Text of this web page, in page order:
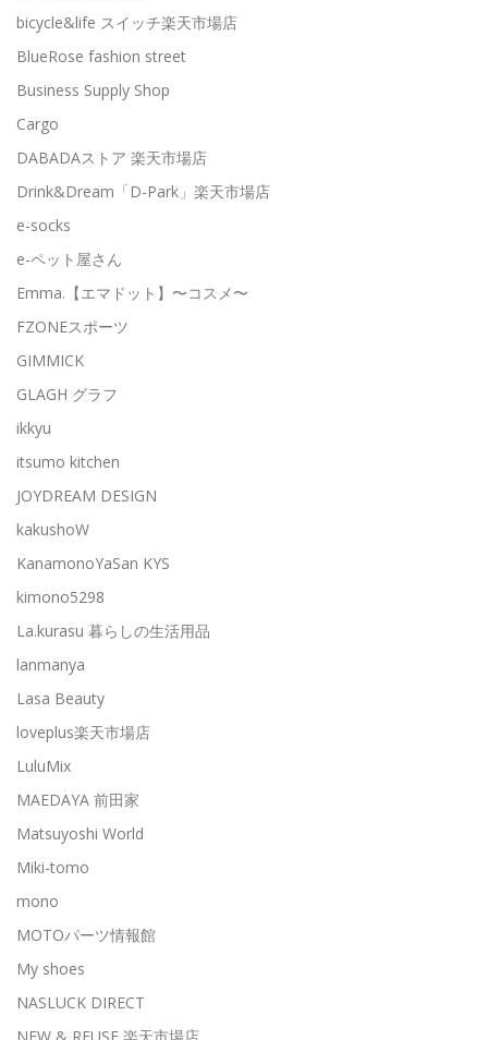
bicycle&life スイッチ楽天市場店
BlueRose fashion street
Business Supply Shop
Cargo
DABADAストア 楽天市場店
Drink&Dream「D-Park」楽天市場店
e-socks
e-ペット屋さん
Emma.【エマドット】〜コスメ〜
FZONEスポーツ
GIMMICK
GLAGH グラフ
ikkyu
itsumo kitchen
JOYDREAM DESIGN
kakushoW
KanamonoYaSan KYS
kimono5298
La.kurasu 暮らしの生活用品
lanmanya
Lasa Beauty
loveplus楽天市場店
LuluMix
MAEDAYA 前田家
Matsuyoshi World
Miki-tomo
mono
MOTOパーツ情報館
My shoes
NASLUCK DIRECT